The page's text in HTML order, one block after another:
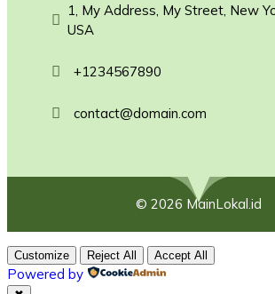
1, My Address, My Street, New
USA
+1234567890
contact@domain.com
© 2026 MainLokal.id
Customize Reject All Accept All
Powered by